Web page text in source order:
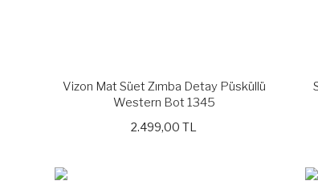
Vizon Mat Süet Zımba Detay Püsküllü
Western Bot 1345
2.499,00 TL